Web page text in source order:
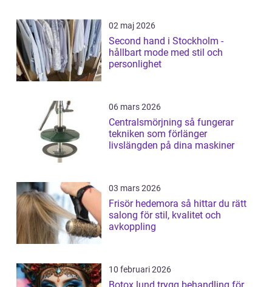
02 maj 2026
Second hand i Stockholm -
hållbart mode med stil och
personlighet
06 mars 2026
Centralsmörjning så fungerar
tekniken som förlänger
livslängden på dina maskiner
03 mars 2026
Frisör hedemora så hittar du rätt
salong för stil, kvalitet och
avkoppling
10 februari 2026